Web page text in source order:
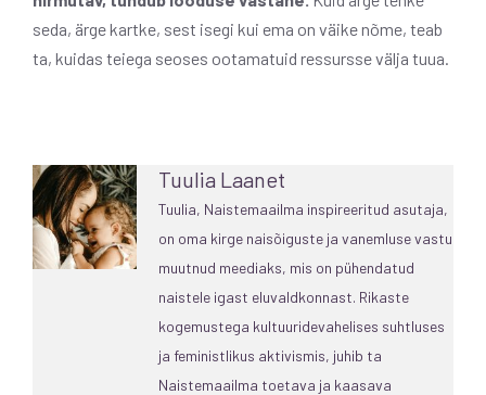
seda, ärge kartke, sest isegi kui ema on väike nõme, teab
ta, kuidas teiega seoses ootamatuid ressursse välja tuua.
Tuulia Laanet
Tuulia, Naistemaailma inspireeritud asutaja,
on oma kirge naisõiguste ja vanemluse vastu
muutnud meediaks, mis on pühendatud
naistele igast eluvaldkonnast. Rikaste
kogemustega kultuuridevahelises suhtluses
ja feministlikus aktivismis, juhib ta
Naistemaailma toetava ja kaasava